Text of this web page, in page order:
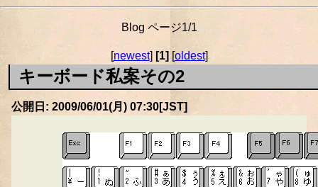
Blog ページ1/1
[newest] [1] [oldest]
キーボード私案その2
公開日: 2009/06/01(月) 07:30[JST]